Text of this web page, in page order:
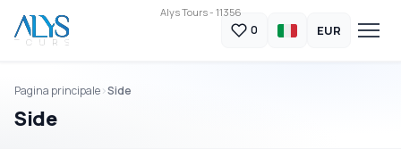
Alys Tours - 11356
0 EUR
Pagina principale Side
Side